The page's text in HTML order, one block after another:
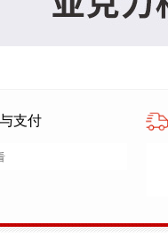
支付